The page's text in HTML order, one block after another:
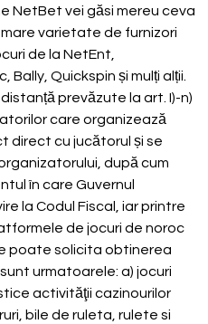
NetBet vei găsi mereu ceva
varietate de furnizori
de la NetEnt,
Bally, Quickspin și mulți alții.
prevăzute la art. I)-n)
care organizează
direct cu jucătorul și se
după cum
în care Guvernul
la Codul Fiscal, iar printre
de jocuri de noroc
poate solicita obtinerea
urmatoarele: a) jocuri
activităţii cazinourilor
bile de ruleta, rulete si